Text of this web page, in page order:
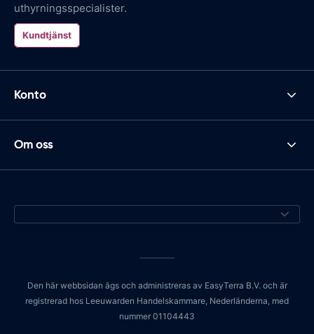
uthyrningsspecialister.
Kundtjänst
Konto
Om oss
Den här webbsidan ägs och administreras av EasyTerra B.V. och är
registrerad hos Leeuwarden Handelskammare, Nederländerna, med
nummer 01104443